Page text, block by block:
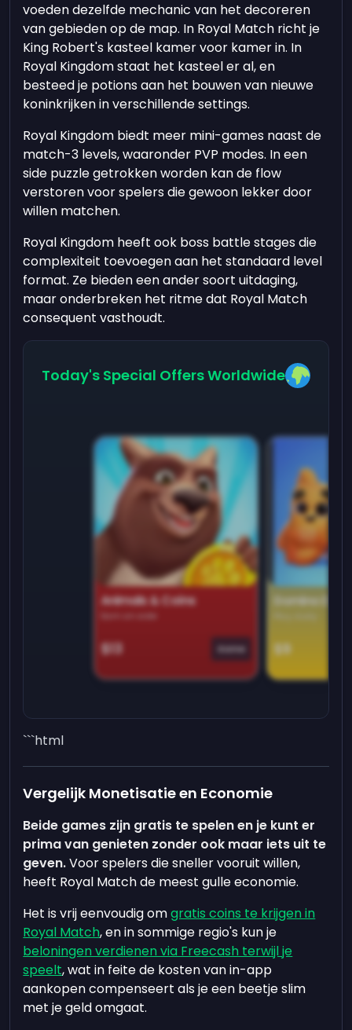
voeden dezelfde mechanic van het decoreren
van gebieden op de map. In Royal Match richt je
King Robert's kasteel kamer voor kamer in. In
Royal Kingdom staat het kasteel er al, en
besteed je potions aan het bouwen van nieuwe
koninkrijken in verschillende settings.
Royal Kingdom biedt meer mini-games naast de
match-3 levels, waaronder PVP modes. In een
side puzzle getrokken worden kan de flow
verstoren voor spelers die gewoon lekker door
willen matchen.
Royal Kingdom heeft ook boss battle stages die
complexiteit toevoegen aan het standaard level
format. Ze bieden een ander soort uitdaging,
maar onderbreken het ritme dat Royal Match
consequent vasthoudt.
Today's Special Offers Worldwide
Animals & Coins
Earn on side
$13 Game
Domino
$9
```html
Vergelijk Monetisatie en Economie
Beide games zijn gratis te spelen en je kunt er
prima van genieten zonder ook maar iets uit te
geven.Voor spelers die sneller vooruit willen,
heeft Royal Match de meest gulle economie.
Het is vrij eenvoudig omgratis coins te krijgen in
Royal Match, en in sommige regio's kun je
beloningen verdienen via Freecash terwijl je
speelt, wat in feite de kosten van in-app
aankopen compenseert als je een beetje slim
met je geld omgaat.